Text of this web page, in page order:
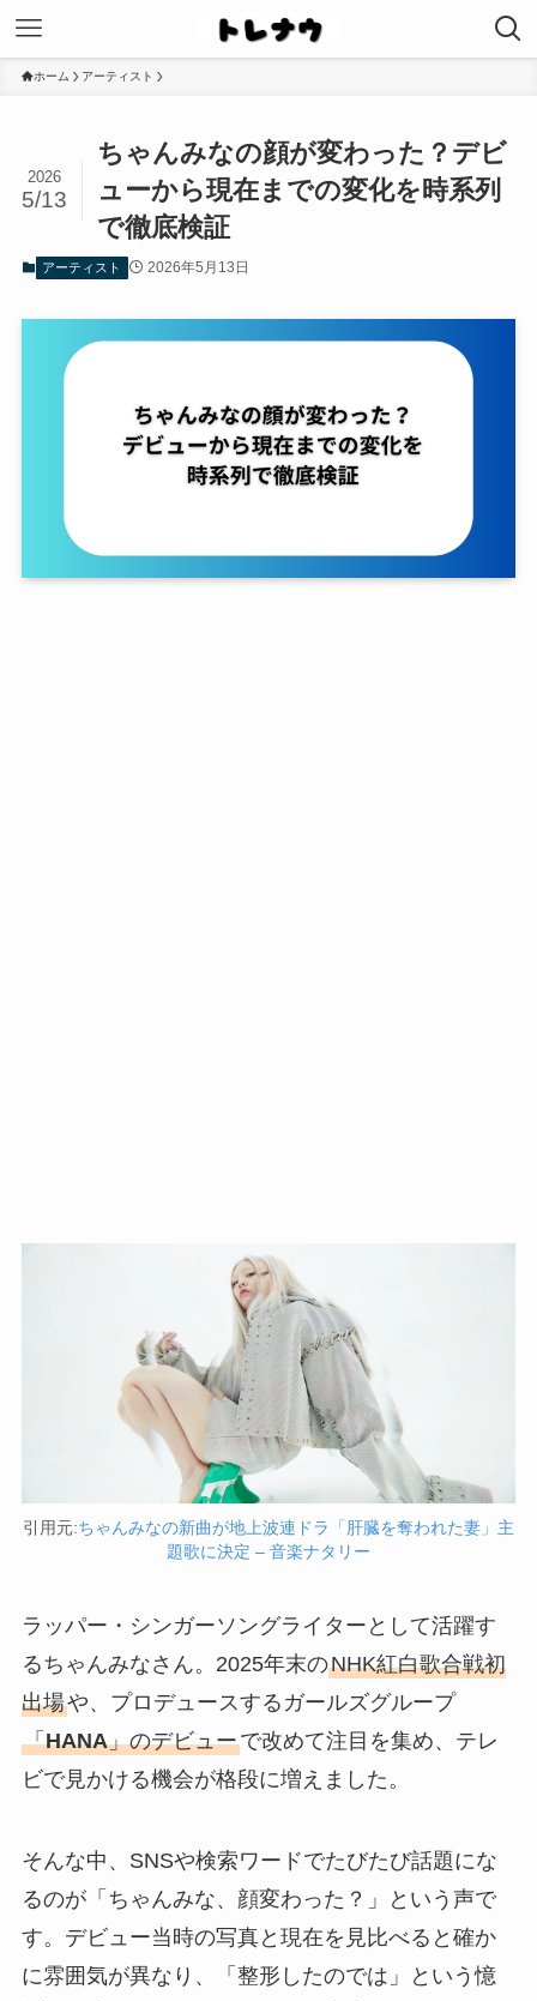
ホーム アーティスト
ちゃんみなの顔が変わった？デビ
ューから現在までの変化を時系列
で徹底検証
2026
5/13
アーティスト 2026年5月13日
引用元:ちゃんみなの新曲が地上波連ドラ「肝臓を奪われた妻」主
題歌に決定 – 音楽ナタリー
ラッパー・シンガーソングライターとして活躍す
るちゃんみなさん。2025年末のNHK紅白歌合戦初
出場や、プロデュースするガールズグループ
「HANA」のデビューで改めて注目を集め、テレ
ビで見かける機会が格段に増えました。
そんな中、SNSや検索ワードでたびたび話題にな
るのが「ちゃんみな、顔変わった？」という声で
す。デビュー当時の写真と現在を見比べると確か
に雰囲気が異なり、「整形したのでは」という憶